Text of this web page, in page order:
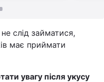
слід займатися,
має приймати
увагу після укусу